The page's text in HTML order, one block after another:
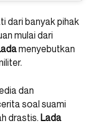
dari banyak pihak
mulai dari
menyebutkan
dan
soal suami
drastis. Lada